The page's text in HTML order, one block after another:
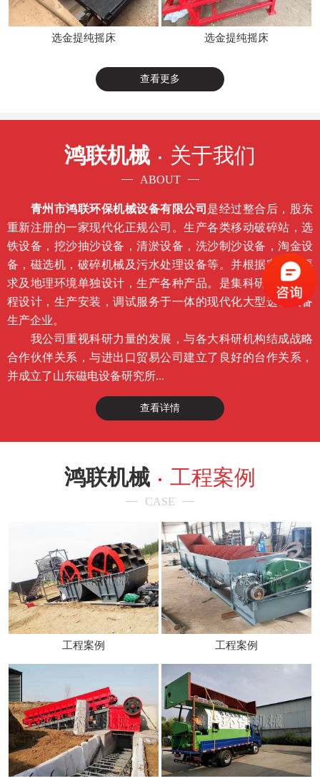
选金提纯摇床 选金提纯摇床
查看更多
鸿联机械 关于我们
ABOUT
青州市鸿联环保机械设备有限公司 是经过整合后，股东
重新注册的一家现代化正规公司。生产各类移动破碎站，选
铁设备，挖沙抽沙设备，清淤设备，洗沙制沙设备，淘金设
备，磁选机，破碎机械及污水处理设备等。并根据客户的要
求及地理环境单独设计，生产各种产品。是集科研开发，工
程设计，生产安装，调试服务于一体的现代化大型选矿设备
生产企业。
我公司重视科研力量的发展，与各大科研机构结成战略
合作伙伴关系，与进出口贸易公司建立了良好的台作关系，
并成立了山东磁电设备研究所...
查看详情
鸿联机械 工程案例
CASE
工程案例 工程案例